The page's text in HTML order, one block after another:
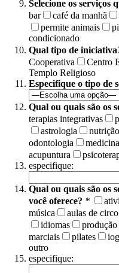
Selecione os serviços
bar
café da manhã
permite animais
condicionado
Qual tipo de
Cooperativa
Centro
Templo Religioso
Especifique o tipo de
Qual ou quais são os
terapias integrativas
astrologia
nutrição
odontologia
medicina
acupuntura
especifique:
Qual ou quais são os
você oferece? *
música
aulas de circo
idiomas
marciais
pilates
outro
especifique: